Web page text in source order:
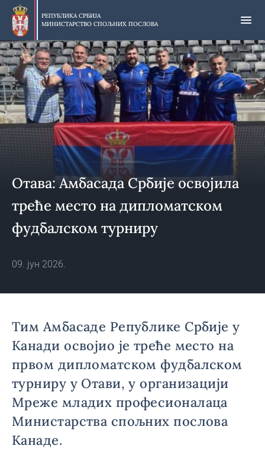
Прескочи
главни
део
садржаја
РЕПУБЛИКА СРБИЈА
МИНИСТАРСТВО СПОЉНИХ ПОСЛОВА
Отава: Амбасада Србије освојила
треће место на дипломатском
фудбалском турниру
09. јун 2026.
Тим Амбасаде Републике Србије у
Канади освојио је треће место на
првом дипломатском фудбалском
турниру у Отави, у организацији
Мреже младих професионалаца
Министарства спољних послова
Канаде.